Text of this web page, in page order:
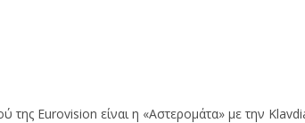
Eurovision είναι η «Αστερομάτα» με την